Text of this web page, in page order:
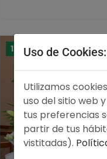
124,00 €
Uso de Cookies:
Utilizamos
uso del sitio web
tus preferencias
partir de tus
vistitadas).